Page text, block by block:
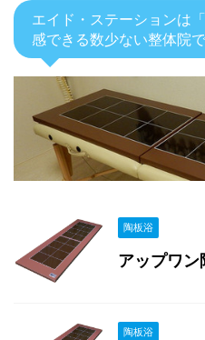
エイド・ステーションは
感できる数少ない整体院で
陶板浴
アップワン
陶板浴